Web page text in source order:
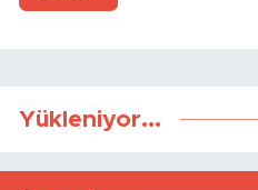
Yükleniyor...